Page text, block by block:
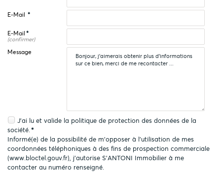
E-Mail *
E-Mail *
(confirmer)
Message
J'ai lu et valide la politique de protection des données de la
société.*
Informé(e) de la possibilité de m'opposer à l'utilisation de mes
coordonnées téléphoniques à des fins de prospection commerciale
(www.bloctel.gouv.fr), j'autorise S'ANTONI Immobilier à me
contacter au numéro renseigné.